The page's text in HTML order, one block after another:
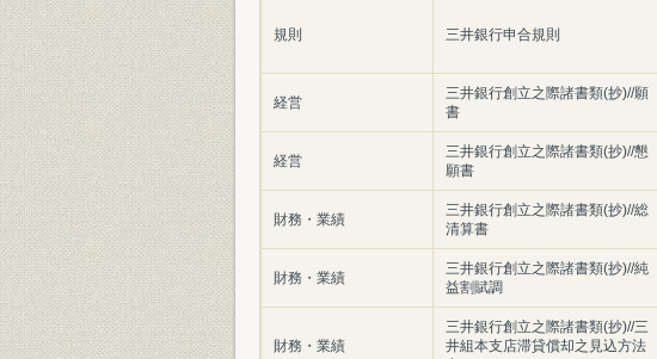
規則 三井銀行申合規則
経営
三井銀行創立之際諸書類(抄)//願
書
経営
三井銀行創立之際諸書類(抄)//懇
願書
財務・業績
三井銀行創立之際諸書類(抄)//総
清算書
財務・業績
三井銀行創立之際諸書類(抄)//純
益割賦調
財務・業績
三井銀行創立之際諸書類(抄)//三
井組本支店滞貸償却之見込方法